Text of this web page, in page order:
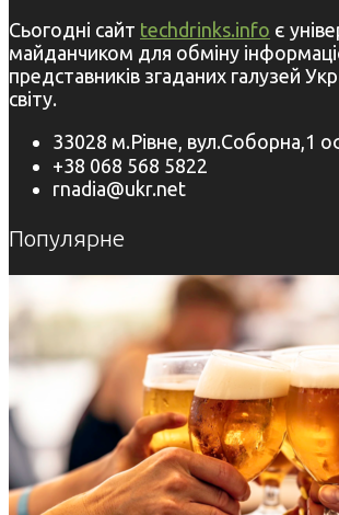
Сьогодні сайт techdrinks.info є
майданчиком для обміну
представників згаданих галузей
світу.
33028 м.Рівне, вул.Соборна,1
+38 068 568 5822
rnadia@ukr.net
Популярне